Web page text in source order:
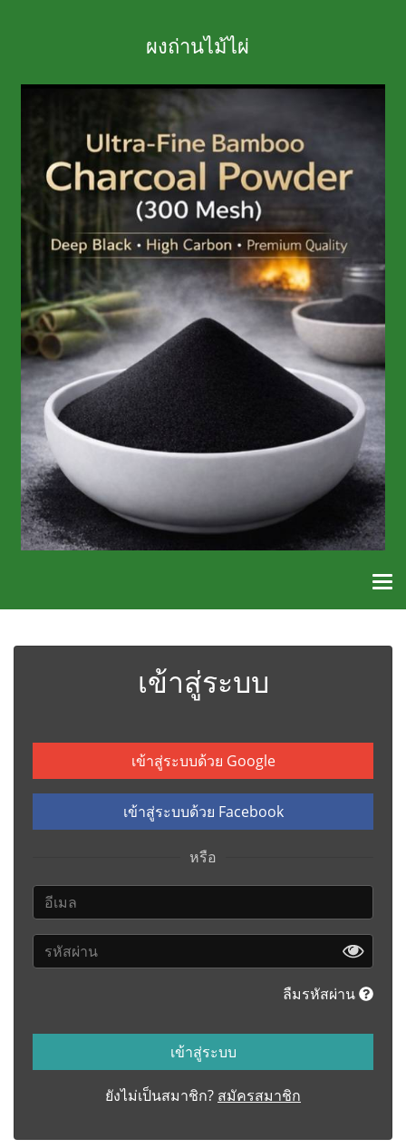
ผงถ่านไม้ไผ่
เข้าสู่ระบบ
เข้าสู่ระบบด้วย Google
เข้าสู่ระบบด้วย Facebook
หรือ
ลืมรหัสผ่าน
เข้าสู่ระบบ
ยังไม่เป็นสมาชิก? สมัครสมาชิก